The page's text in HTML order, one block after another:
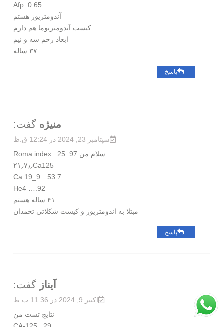
Afp: 0.65
آندومتریوز هستم
کیست آندومتریوما هم دارم
ابعاد رحم سه و نیم
۳۷ ساله
پاسخ
منیژه گفت:
سپتامبر 23, 2024 در 12:24 ق.ظ
سلام من Roma index ..25 .97
۲۱٫۷٫٫Ca125
Ca 19_9…53.7
He4 ….92
۴۱ ساله هستم
مبتلا به اندومتریوز و کیست شکلاتی تخمدان
پاسخ
آیناز گفت:
اکتبر 9, 2024 در 11:36 ب.ظ
نتایج تست من
CA-125 : 29